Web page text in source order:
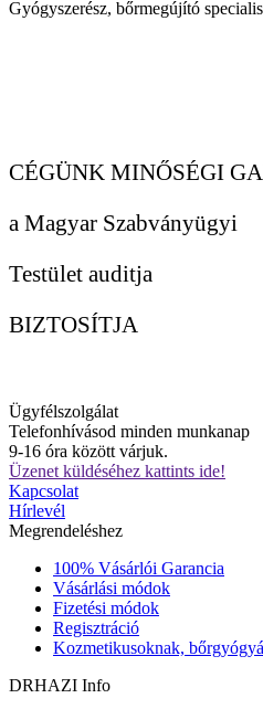
Gyógyszerész, bőrmegújító
CÉGÜNK MINŐSÉGI
a Magyar Szabványügyi
Testület auditja
BIZTOSÍTJA
Ügyfélszolgálat
Telefonhívásod minden munkanap
9-16 óra között várjuk.
Üzenet küldéséhez kattints ide!
Kapcsolat
Hírlevél
Megrendeléshez
100% Vásárlói Garancia
Vásárlási módok
Fizetési módok
Regisztráció
Kozmetikusoknak,
DRHAZI Info